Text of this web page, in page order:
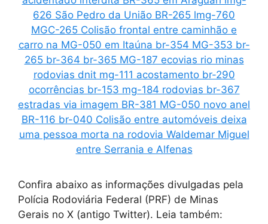
Confira abaixo as informações divulgadas pela
Polícia Rodoviária Federal (PRF) de Minas
Gerais no X (antigo Twitter). Leia também: